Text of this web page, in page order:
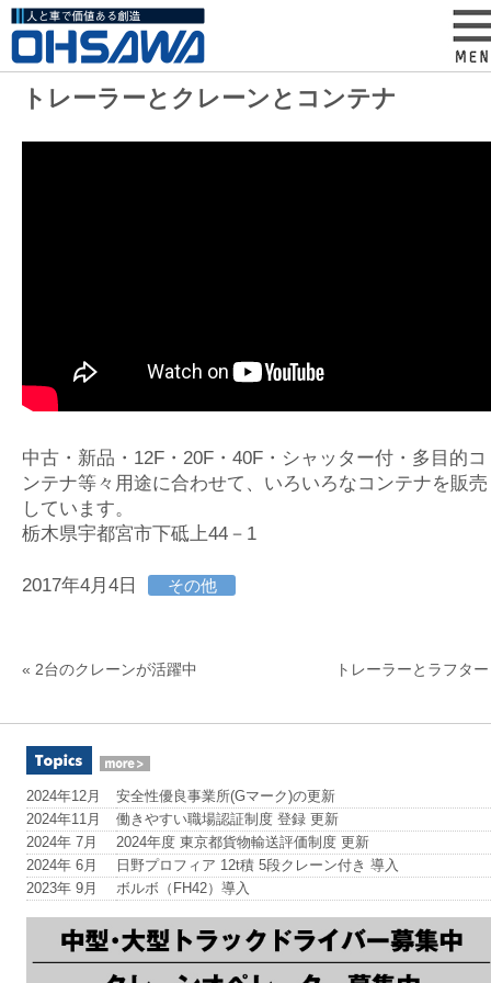
トレーラーとクレーンとコンテナ
中古・新品・12F・20F・40F・シャッター付・多目的コ
ンテナ等々用途に合わせて、いろいろなコンテナを販売
しています。
栃木県宇都宮市下砥上44－1
2017年4月4日 その他
« 2台のクレーンが活躍中 トレーラーとラフター
2024年12月
安全性優良事業所(Gマーク)の更新
2024年11月
働きやすい職場認証制度 登録 更新
2024年 7月
2024年度 東京都貨物輸送評価制度 更新
2024年 6月
日野プロフィア 12t積 5段クレーン付き 導入
2023年 9月
ボルボ（FH42）導入